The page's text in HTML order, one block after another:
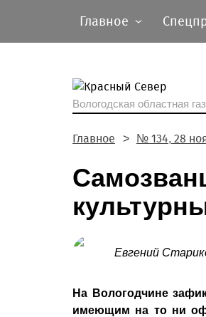
Главное
Вологодская областная
Главное № 134, 28
Евгений
На Вологодчине
имеющим на то ни